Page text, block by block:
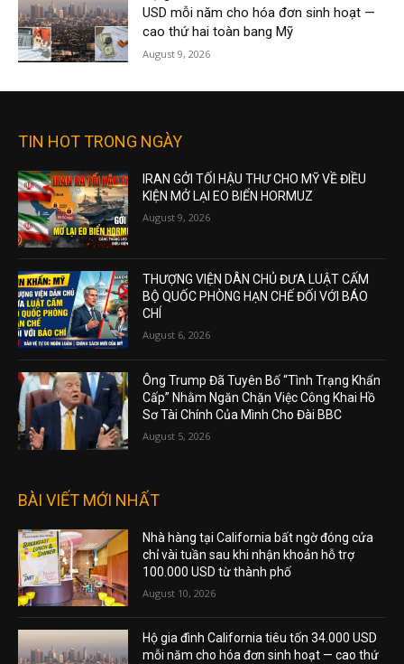
USD mỗi năm cho hóa đơn sinh hoạt —
cao thứ hai toàn bang Mỹ
August 9, 2026
TIN HOT TRONG NGÀY
IRAN GỞI TỐI HẬU THƯ CHO MỸ VỀ ĐIỀU
KIỆN MỞ LẠI EO BIỂN HORMUZ
August 9, 2026
THƯỢNG VIỆN DÂN CHỦ ĐƯA LUẬT CẤM
BỘ QUỐC PHÒNG HẠN CHẾ ĐỐI VỚI BÁO
CHÍ
August 6, 2026
Ông Trump Đã Tuyên Bố “Tình Trạng Khẩn
Cấp” Nhằm Ngăn Chặn Việc Công Khai Hồ
Sơ Tài Chính Của Mình Cho Đài BBC
August 5, 2026
BÀI VIẾT MỚI NHẤT
Nhà hàng tại California bất ngờ đóng cửa
chỉ vài tuần sau khi nhận khoản hỗ trợ
100.000 USD từ thành phố
August 10, 2026
Hộ gia đình California tiêu tốn 34.000 USD
mỗi năm cho hóa đơn sinh hoạt — cao thứ